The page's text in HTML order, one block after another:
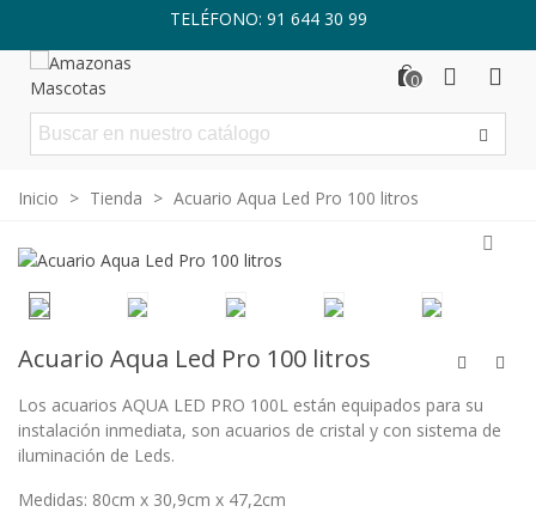
TELÉFONO: 91 644 30 99
0
Inicio > Tienda > Acuario Aqua Led Pro 100 litros
Acuario Aqua Led Pro 100 litros
Los acuarios AQUA LED PRO 100L están equipados para su
instalación inmediata, son acuarios de cristal y con sistema de
iluminación de Leds.
Medidas: 80cm x 30,9cm x 47,2cm